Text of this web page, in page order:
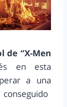
de “X-Men
en esta
a una